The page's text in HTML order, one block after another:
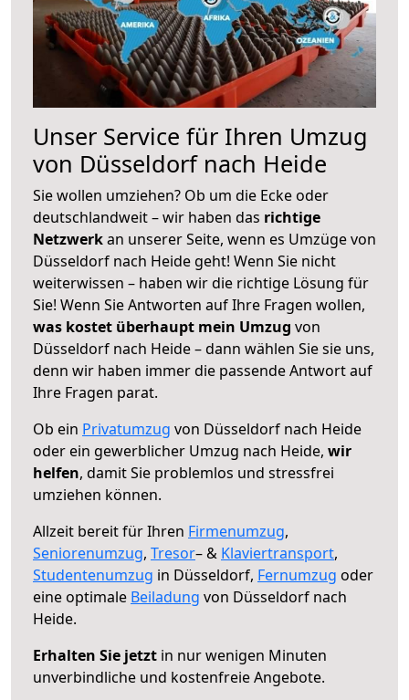
Unser Service für Ihren Umzug
von Düsseldorf nach Heide
Sie wollen umziehen? Ob um die Ecke oder
deutschlandweit – wir haben das richtige
Netzwerkan unserer Seite, wenn es Umzüge von
Düsseldorf nach Heide geht! Wenn Sie nicht
weiterwissen – haben wir die richtige Lösung für
Sie! Wenn Sie Antworten auf Ihre Fragen wollen,
was kostet überhaupt mein Umzug von
Düsseldorf nach Heide – dann wählen Sie sie uns,
denn wir haben immer die passende Antwort auf
Ihre Fragen parat.
Ob ein Privatumzug von Düsseldorf nach Heide
oder ein gewerblicher Umzug nach Heide, wir
helfen, damit Sie problemlos und stressfrei
umziehen können.
Allzeit bereit für Ihren Firmenumzug,
Seniorenumzug, Tresor– & Klaviertransport,
Studentenumzug in Düsseldorf, Fernumzug oder
eine optimale Beiladung von Düsseldorf nach
Heide.
Erhalten Sie jetzt in nur wenigen Minuten
unverbindliche und kostenfreie Angebote.